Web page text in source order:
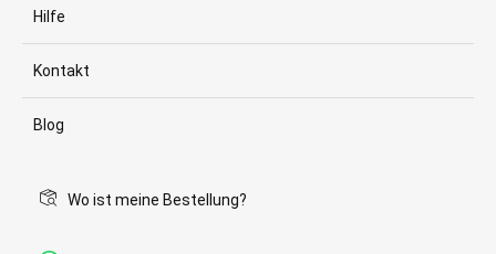
Hilfe
Kontakt
Blog
Wo ist meine Bestellung?